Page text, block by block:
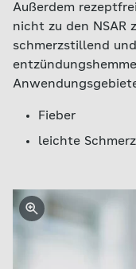
Außerdem
nicht zu den
schmerzstillend
Fieber
leichte